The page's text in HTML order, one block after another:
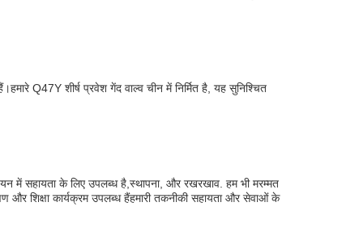
Q47Y शीर्ष प्रवेश गेंद वाल्व चीन में निर्मित है, यह सुनिश्चित
में सहायता के लिए उपलब्ध है,स्थापना, और रखरखाव. हम भी मरम्मत
शिक्षा कार्यक्रम उपलब्ध हैंहमारी तकनीकी सहायता और सेवाओं के